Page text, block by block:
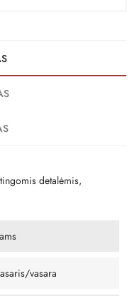
detalėmis,
vasara